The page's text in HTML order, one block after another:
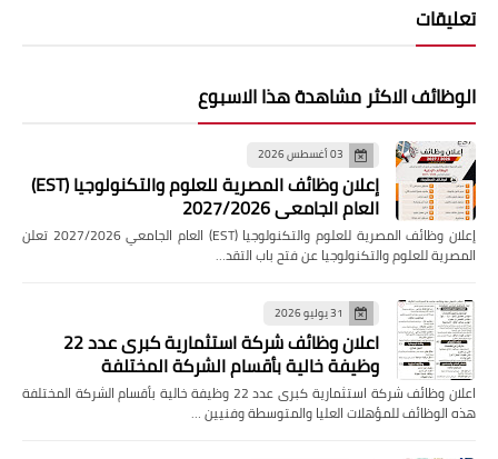
تعليقات
الوظائف الاكثر مشاهدة هذا الاسبوع
03 أغسطس 2026
إعلان وظائف المصرية للعلوم والتكنولوجيا (EST)
العام الجامعي 2027/2026
إعلان وظائف المصرية للعلوم والتكنولوجيا (EST) العام الجامعي 2027/2026 تعلن
المصرية للعلوم والتكنولوجيا عن فتح باب التقد…
31 يوليو 2026
اعلان وظائف شركة استثمارية كبرى عدد 22
وظيفة خالية بأقسام الشركة المختلفة
اعلان وظائف شركة استثمارية كبرى عدد 22 وظيفة خالية بأقسام الشركة المختلفة
هذه الوظائف للمؤهلات العليا والمتوسطة وفنيين …